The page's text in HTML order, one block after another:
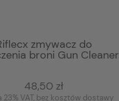
zmywacz do
broni Gun Cleaner
48,50 zł
23% VAT, bez kosztów dostawy